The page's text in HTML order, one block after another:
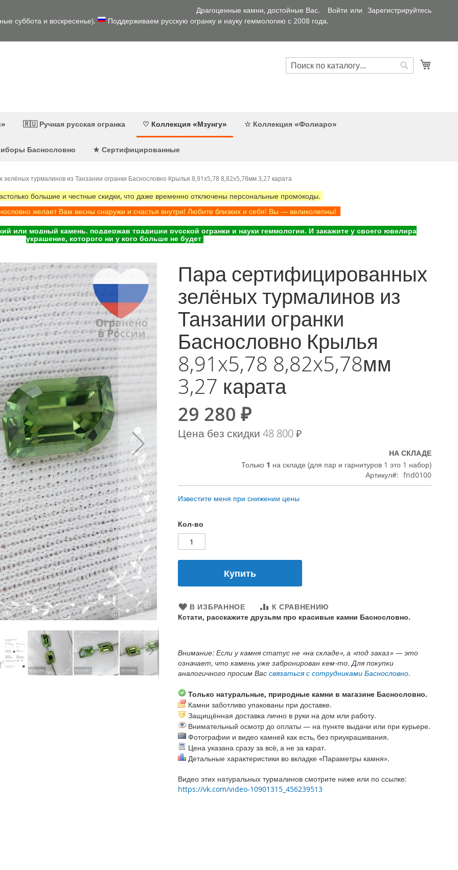
Драгоценные камни, достойные Вас. Войти
Зарегистрируйтесь
суббота и воскресенье).
Поддерживаем русскую огранку и науку геммологию с 2008 года.
Искать
Искать
🇷🇺 Ручная русская огранка ♡ Коллекция «Мзунгу» ☆ Коллекция «Фолиаро»
Баснословно ★ Сертифицированные
турмалинов из Танзании огранки Баснословно Крылья 8,91x5,78 8,82x5,78мм 3,27 карата
большие и честные скидки, что даже временно отключены персональные промокоды.
желает Вам весны снаружи и счастья внутри! Любите близких и себя! Вы — великолепны!
или модный камень, поддержав традиции русской огранки и науки геммологии. И закажите у своего ювелира
украшение, которого ни у кого больше не будет
Пара сертифицированных
зелёных турмалинов из
Танзании огранки
Баснословно Крылья
8,91x5,78 8,82x5,78мм
3,27 карата
Special
Price
29 280 ₽
Цена без скидки 48 800 ₽
НА СКЛАДЕ
Только 1 на складе (для пар и гарнитуров 1 это 1 набор)
Артикул
fnd0100
Известите меня при снижении цены
Кол-во
Купить
В ИЗБРАННОЕ
К СРАВНЕНИЮ
Кстати, расскажите друзьям про красивые камни Баснословно.
Внимание: Если у камня статус не «на складе», а «под заказ» — это
означает, что камень уже забронирован кем-то. Для покупки
аналогичного просим Вас связаться с сотрудниками Баснословно.
Только натуральные, природные камни в магазине Баснословно.
Камни заботливо упакованы при доставке.
Защищённая доставка лично в руки на дом или работу.
Внимательный осмотр до оплаты — на пункте выдачи или при курьере.
Фотографии и видео камней как есть, без приукрашивания.
Цена указана сразу за всё, а не за карат.
Детальные характеристики во вкладке «Параметры камня».
Видео этих натуральных турмалинов смотрите ниже или по ссылке:
https://vk.com/video-10901315_456239513